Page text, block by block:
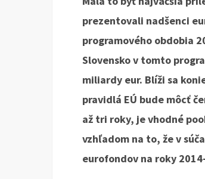
prezentovali nadšenci
programového obdobia
Slovensko v tomto
miliardy eur. Blíži sa
pravidlá EÚ bude môcť
až tri roky, je vhodné
vzhľadom na to, že v
eurofondov na roky